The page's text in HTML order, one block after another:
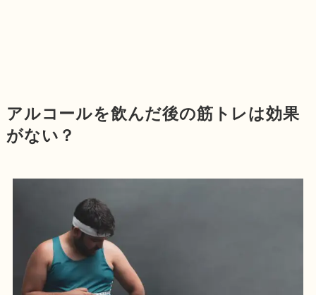
アルコールを飲んだ後の筋トレは効果
がない？